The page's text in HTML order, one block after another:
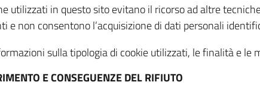
utilizzati in questo sito evitano il ricorso ad altre
e non consentono l’acquisizione di dati personali
sulla tipologia di cookie utilizzati, le finalità e le
E CONSEGUENZE DEL RIFIUTO